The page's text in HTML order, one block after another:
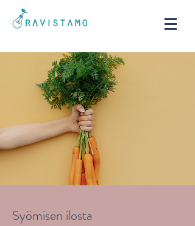
Syömisen ilosta